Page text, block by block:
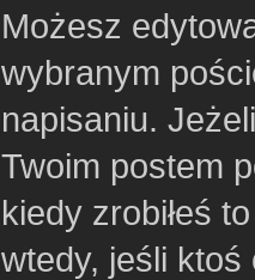
Możesz
wybranym
napisaniu.
Twoim postem
kiedy zrobiłeś
wtedy, jeśli ktoś